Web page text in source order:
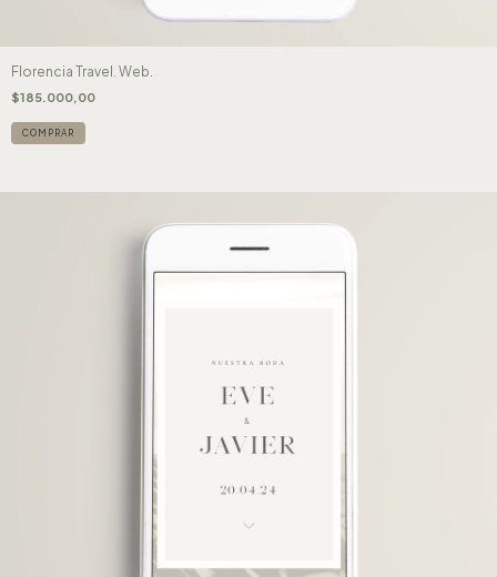
Florencia Travel. Web.
$185.000,00